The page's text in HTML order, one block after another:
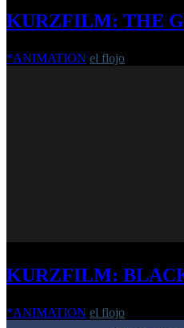
KURZFILM: THE
*ANIMATION el flojo
KURZFILM:
*ANIMATION el flojo